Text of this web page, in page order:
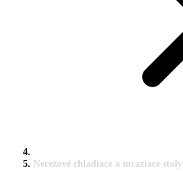
Nerezové chladiace a mraziace stoly